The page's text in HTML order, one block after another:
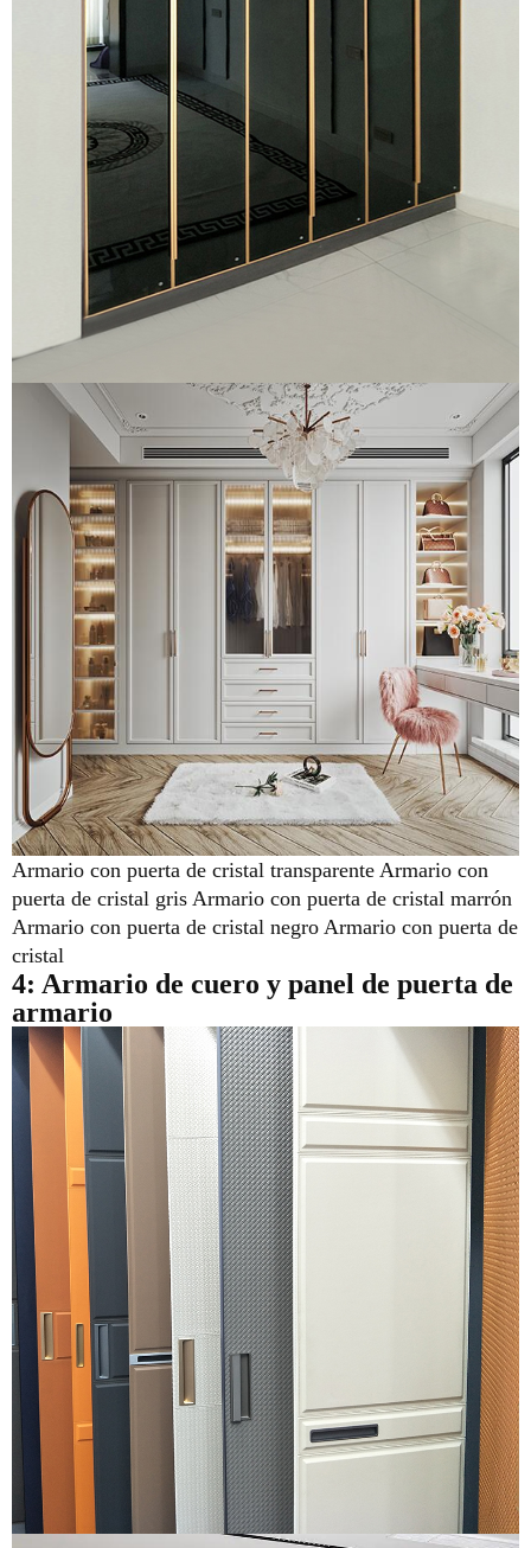
Armario con puerta de cristal transparente Armario con
puerta de cristal gris Armario con puerta de cristal marrón
Armario con puerta de cristal negro Armario con puerta de
cristal
4: Armario de cuero y panel de puerta de
armario